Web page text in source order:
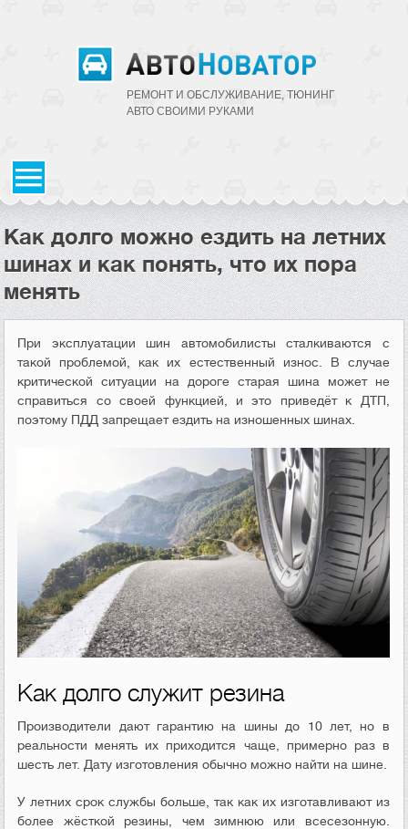
РЕМОНТ И ОБСЛУЖИВАНИЕ, ТЮНИНГ
АВТО CВОИМИ РУКАМИ
Как долго можно ездить на летних
шинах и как понять, что их пора
менять
При эксплуатации шин автомобилисты сталкиваются с
такой проблемой, как их естественный износ. В случае
критической ситуации на дороге старая шина может не
справиться со своей функцией, и это приведёт к ДТП,
поэтому ПДД запрещает ездить на изношенных шинах.
Как долго служит резина
Производители дают гарантию на шины до 10 лет, но в
реальности менять их приходится чаще, примерно раз в
шесть лет. Дату изготовления обычно можно найти на шине.
У летних срок службы больше, так как их изготавливают из
более жёсткой резины, чем зимнюю или всесезонную.